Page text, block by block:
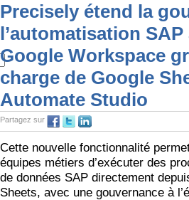
Precisely étend la
l’automatisation
Google Workspace
charge de Google
Automate Studio
Partagez sur
Cette nouvelle fonctionnalité
équipes métiers d’exécuter des
de données SAP directement
Sheets, avec une gouvernance à